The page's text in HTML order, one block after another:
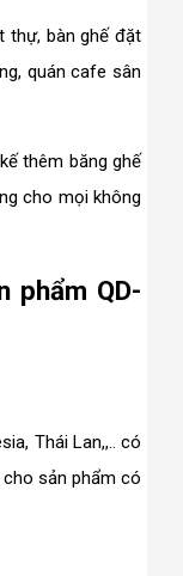
thự, bàn ghế đặt
quán cafe sân
thêm băng ghế
cho mọi không
phẩm QD-
Thái Lan,,.. có
sản phẩm có